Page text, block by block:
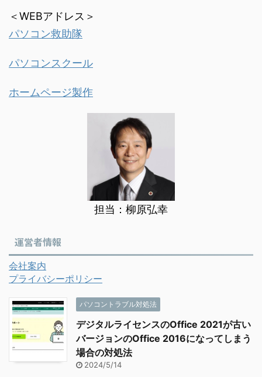
＜WEBアドレス＞
パソコン救助隊
パソコンスクール
ホームページ製作
担当：柳原弘幸
運営者情報
会社案内
プライバシーポリシー
パソコントラブル対処法
デジタルライセンスのOffice 2021が古い
バージョンのOffice 2016になってしまう
場合の対処法
2024/5/14